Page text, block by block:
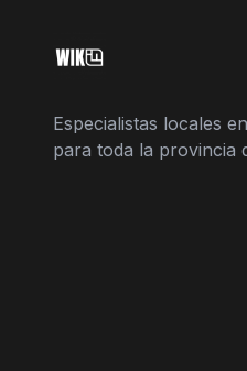
Especialistas locales
para toda la provincia